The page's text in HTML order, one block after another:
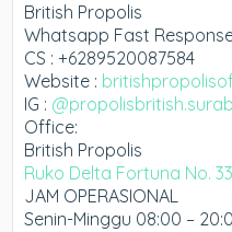
British Propolis
Whatsapp Fast
CS : +6289520087584
Website :
IG :
Office:
British Propolis
Ruko Delta Fortuna No.
JAM OPERASIONAL
Senin-Minggu 08:00 –